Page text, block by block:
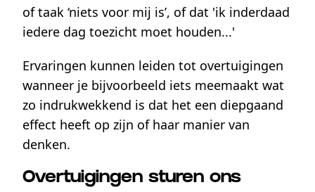
of taak ‘niets voor mij is’, of dat 'ik inderdaad
iedere dag toezicht moet houden...'
Ervaringen kunnen leiden tot overtuigingen
wanneer je bijvoorbeeld iets meemaakt wat
zo indrukwekkend is dat het een diepgaand
effect heeft op zijn of haar manier van
denken.
Overtuigingen sturen ons